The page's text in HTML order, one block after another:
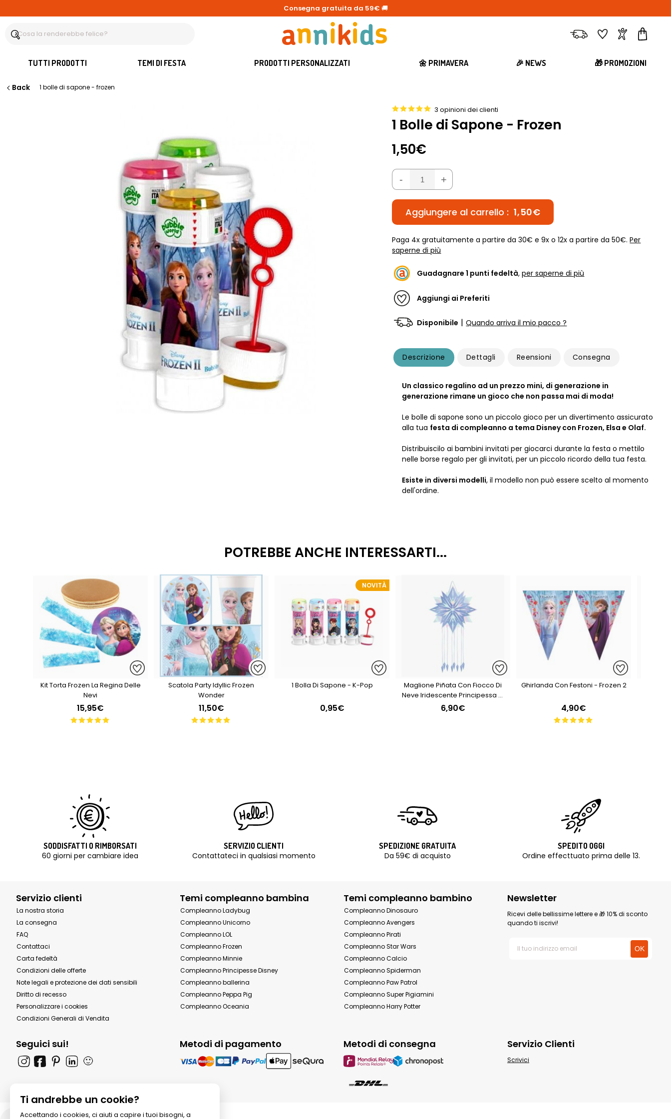
Consegna gratuita da 59€ 🚚
ConsegnaPreferitiAccount
TUTTI PRODOTTI TEMI DI FESTA PRODOTTI PERSONALIZZATI 🌼 PRIMAVERA 🎉 NEWS 🎁 PROMOZIONI
Back 1 bolle di sapone - frozen
3 opinioni dei clienti
1 Bolle di Sapone - Frozen
1,50€
- +
Aggiungere al carrello : 1,50€
Paga 4x gratuitamente a partire da 30€ e 9x o 12x a partire da 50€.Per
saperne di più
Guadagnare1 punti fedeltà,per saperne di più
Aggiungi ai Preferiti
Disponibile | Quando arriva il mio pacco ?
Descrizione Dettagli Reensioni Consegna
Un classico regalino ad un prezzo mini, di generazione in
generazione rimane un gioco che non passa mai di moda!
Le bolle di sapone sono un piccolo gioco per un divertimento assicurato
alla tua festa di compleanno a tema Disney con Frozen, Elsa e Olaf.
Distribuiscilo ai bambini invitati per giocarci durante la festa o mettilo
nelle borse regalo per gli invitati, per un piccolo ricordo della tua festa.
Esiste in diversi modelli, il modello non può essere scelto al momento
dell'ordine.
POTREBBE ANCHE INTERESSARTI...
Kit Torta Frozen La Regina Delle
Nevi
15,95€
Scatola Party Idyllic Frozen
Wonder
11,50€
NOVITÀ
1 Bolla Di Sapone - K-Pop
0,95€
Maglione Piñata Con Fiocco Di
Neve Iridescente Principessa Di
Ghiaccio - 1° Premio
6,90€
Ghirlanda Con Festoni - Frozen 2
4,90€
SODDISFATTI O RIMBORSATI
60 giorni per cambiare idea
SERVIZIO CLIENTI
Contattateci in qualsiasi momento
SPEDIZIONE GRATUITA
Da 59€ di acquisto
SPEDITO OGGI
Ordine effecttuato prima delle 13.
Servizio clienti
La nostra storia
La consegna
FAQ
Contattaci
Carta fedeltà
Condizioni delle offerte
Note legali e protezione dei dati sensibili
Diritto di recesso
Personalizzare i cookies
Condizioni Generali di Vendita
Temi compleanno bambina
Compleanno Ladybug
Compleanno Unicorno
Compleanno LOL
Compleanno Frozen
Compleanno Minnie
Compleanno Principesse Disney
Compleanno ballerina
Compleanno Peppa Pig
Compleanno Oceania
Temi compleanno bambino
Compleanno Dinosauro
Compleanno Avengers
Compleanno Pirati
Compleanno Star Wars
Compleanno Calcio
Compleanno Spiderman
Compleanno Paw Patrol
Compleanno Super Pigiamini
Compleanno Harry Potter
Newsletter
Ricevi delle bellissime lettere e 🎁 10% di sconto
quando ti iscrivi!
Seguici sui!
🙂
Metodi di pagamento Metodi di consegna Servizio Clienti
Scrivici
Ti andrebbe un cookie?
Accettando i cookies, ci aiuti a capire i tuoi bisogni, a